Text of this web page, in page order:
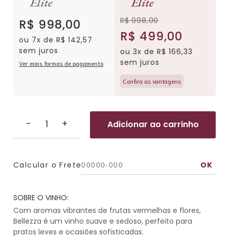
R$ 998,00
ou 7x de R$ 142,57
sem juros
Ver mais formas de pagamento
R$ 998,00
R$ 499,00
ou 3x de R$ 166,33
sem juros
Confira as vantagens
- + Adicionar ao carrinho
Calcular o Frete
SOBRE O VINHO:
Com aromas vibrantes de frutas vermelhas e flores,
Bellezza é um vinho suave e sedoso, perfeito para
pratos leves e ocasiões sofisticadas.